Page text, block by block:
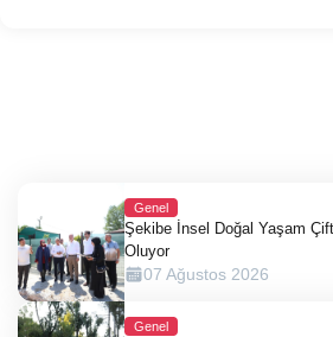
Genel
Şekibe İnsel Doğal Yaşam
Oluyor
07 Ağustos 2026
Genel